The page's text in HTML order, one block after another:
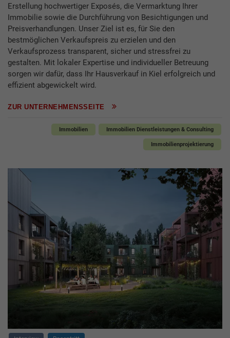
Erstellung hochwertiger Exposés, die Vermarktung Ihrer
Immobilie sowie die Durchführung von Besichtigungen und
Preisverhandlungen. Unser Ziel ist es, für Sie den
bestmöglichen Verkaufspreis zu erzielen und den
Verkaufsprozess transparent, sicher und stressfrei zu
gestalten. Mit lokaler Expertise und individueller Betreuung
sorgen wir dafür, dass Ihr Hausverkauf in Kiel erfolgreich und
effizient abgewickelt wird.
ZUR UNTERNEHMENSSEITE
Immobilien Immobilien Dienstleistungen & Consulting
Immobilienprojektierung